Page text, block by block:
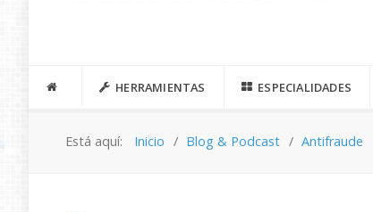
HERRAMIENTAS ESPECIALIDADES
Está aquí: Inicio Blog & Podcast Antifraude